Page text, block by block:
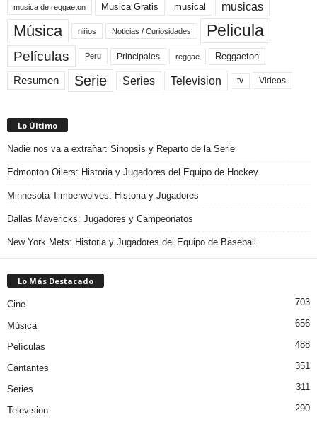
musica de reggaeton Musica Gratis musical musicas
Música niños Noticias / Curiosidades Pelicula
Películas Peru Principales reggae Reggaeton
Resumen Serie Series Television tv Videos
Lo Último
Nadie nos va a extrañar: Sinopsis y Reparto de la Serie
Edmonton Oilers: Historia y Jugadores del Equipo de Hockey
Minnesota Timberwolves: Historia y Jugadores
Dallas Mavericks: Jugadores y Campeonatos
New York Mets: Historia y Jugadores del Equipo de Baseball
Lo Más Destacado
Cine 703
Música 656
Películas 488
Cantantes 351
Series 311
Television 290